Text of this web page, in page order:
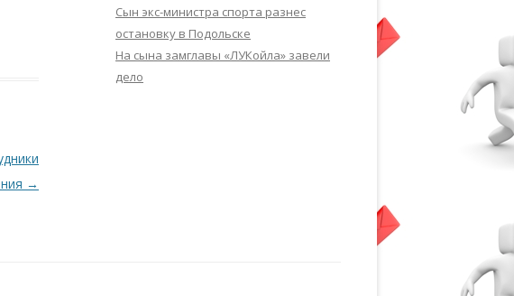
→
Сын экс-министра спорта разнес
остановку в Подольске
На сына замглавы «ЛУКойла» завели
дело